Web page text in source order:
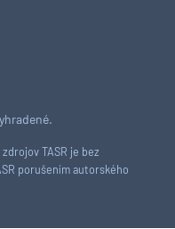
TASR je bez
porušením autorského